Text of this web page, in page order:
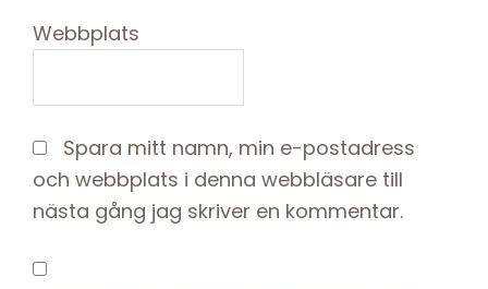
Webbplats
Spara mitt namn, min e-postadress
och webbplats i denna webbläsare till
nästa gång jag skriver en kommentar.